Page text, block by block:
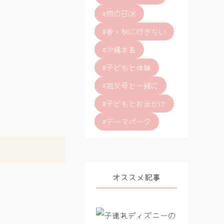
#雨の日OK
#春・秋に行きたい
#沖縄本島
#子どもと体験
#祖父母と一緒に
#子どもとお出かけ
#テーマパーク
オススメ記事